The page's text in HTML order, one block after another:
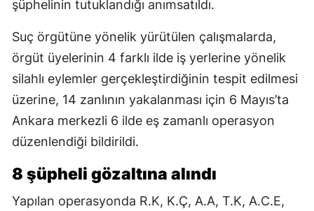
şüphelinin tutuklandığı anımsatıldı.
Suç örgütüne yönelik yürütülen çalışmalarda,
örgüt üyelerinin 4 farklı ilde iş yerlerine yönelik
silahlı eylemler gerçekleştirdiğinin tespit edilmesi
üzerine, 14 zanlının yakalanması için 6 Mayıs’ta
Ankara merkezli 6 ilde eş zamanlı operasyon
düzenlendiği bildirildi.
8 şüpheli gözaltına alındı
Yapılan operasyonda R.K, K.Ç, A.A, T.K, A.C.E,